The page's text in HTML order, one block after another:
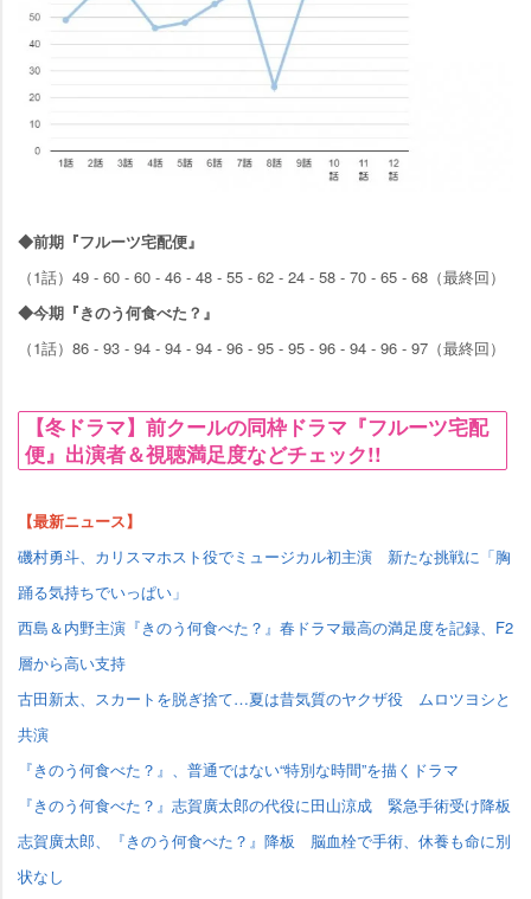
◆前期『フルーツ宅配便』
（1話）49 - 60 - 60 - 46 - 48 - 55 - 62 - 24 - 58 - 70 - 65 - 68（最終回）
◆今期『きのう何食べた？』
（1話）86 - 93 - 94 - 94 - 94 - 96 - 95 - 95 - 96 - 94 - 96 - 97（最終回）
【冬ドラマ】前クールの同枠ドラマ『フルーツ宅配
便』出演者＆視聴満足度などチェック!!
【最新ニュース】
磯村勇斗、カリスマホスト役でミュージカル初主演 新たな挑戦に「胸
踊る気持ちでいっぱい」
西島＆内野主演『きのう何食べた？』春ドラマ最高の満足度を記録、F2
層から高い支持
古田新太、スカートを脱ぎ捨て…夏は昔気質のヤクザ役 ムロツヨシと
共演
『きのう何食べた？』、普通ではない“特別な時間”を描くドラマ
『きのう何食べた？』志賀廣太郎の代役に田山涼成 緊急手術受け降板
志賀廣太郎、『きのう何食べた？』降板 脳血栓で手術、休養も命に別
状なし